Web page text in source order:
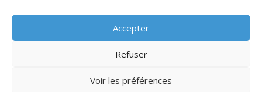
Accepter
Refuser
Voir les préférences
MENTIONS LÉGALES•POLITIQUE DE
CONFIDENTIALITÉ•